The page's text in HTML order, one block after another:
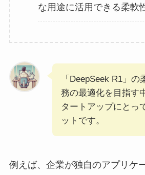
な用途に活用できる柔軟
「DeepSeek R1」の
務の最適化を目指す
タートアップにとっ
ットです。
例えば、企業が独自のアプリケ